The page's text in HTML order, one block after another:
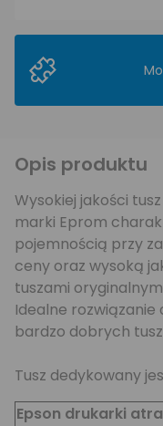
Opis produktu
Wysokiej jakości tusz
marki Eprom
pojemnością przy
ceny oraz wysoką
tuszami
Idealne rozwiązanie
bardzo dobrych
Tusz dedykowany
Epson drukarki